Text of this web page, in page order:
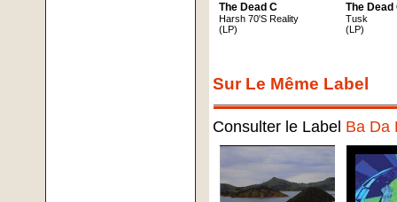
The Dead C
Harsh 70'S Reality
(LP)
The Dead
Tusk
(LP)
Sur Le Même Label
Consulter le Label Ba Da